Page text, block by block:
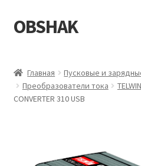
Перейти
к
Перейти
к
OBSHAK
Категории
Главная
Пусковые и
Преобразователи тока
TELWIN
CONVERTER 310 USB